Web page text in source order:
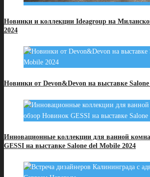
Новинки и коллекции Ideagroup на
2024
Новинки от Devon&Devon на выставке
Инновационные коллекции для ванной
GESSI на выставке Salone del Mobile 2024